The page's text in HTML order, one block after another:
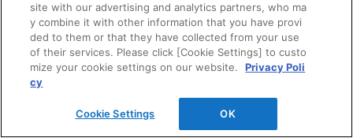
R&Dセンター環境測定・分析サービス
商品マスター申し込み
site with our advertising and analytics partners, who ma
y combine it with other information that you have provi
ded to them or that they have collected from your use
of their services. Please click [Cookie Settings] to custo
mize your cookie settings on our website.
Privacy Poli
cy
Cookie Settings OK